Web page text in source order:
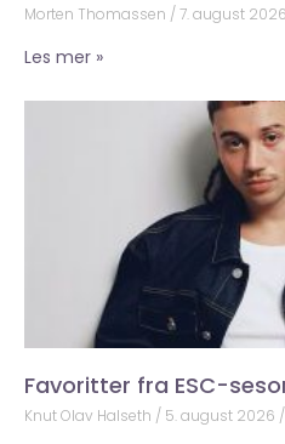
Morten Thomassen 7. august 2026
Les mer »
Favoritter fra ESC-
Knut Olav Halseth 5. august 2026